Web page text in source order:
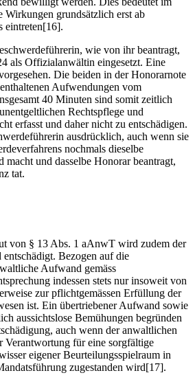
Wirkungen grundsätzlich erst ab
eintreten[16].
wie von ihr beantragt,
als Offizialanwältin eingesetzt. Eine
Die beiden in der Honorarnote
Aufwendungen vom
40 Minuten sind somit zeitlich
Rechtspflege und
erfasst und daher nicht zu entschädigen.
ausdrücklich, auch wenn sie
nochmals dieselbe
macht und dasselbe Honorar beantragt,
tat.
von § 13 Abs. 1 aAnwT wird zudem der
Bezogen auf die
Aufwand gemäss
indessen stets nur insoweit von
zur pflichtgemässen Erfüllung der
ist. Ein übertriebener Aufwand sowie
aussichtslose Bemühungen begründen
auch wenn der anwaltlichen
Verantwortung für eine sorgfältige
eigener Beurteilungsspielraum in
zugestanden wird[17].